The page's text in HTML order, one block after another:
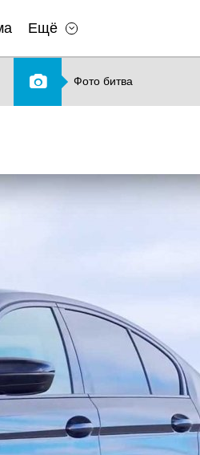
Ещё
Фото битва